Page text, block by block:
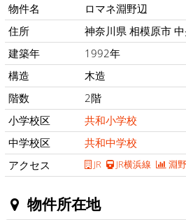
物件名
ロマネ淵野辺
住所
神奈川県 相模原市
建築年
1992年
構造
木造
階数
2階
小学校区
共和小学校
中学校区
共和中学校
アクセス
JR JR横浜線 淵
物件所在地